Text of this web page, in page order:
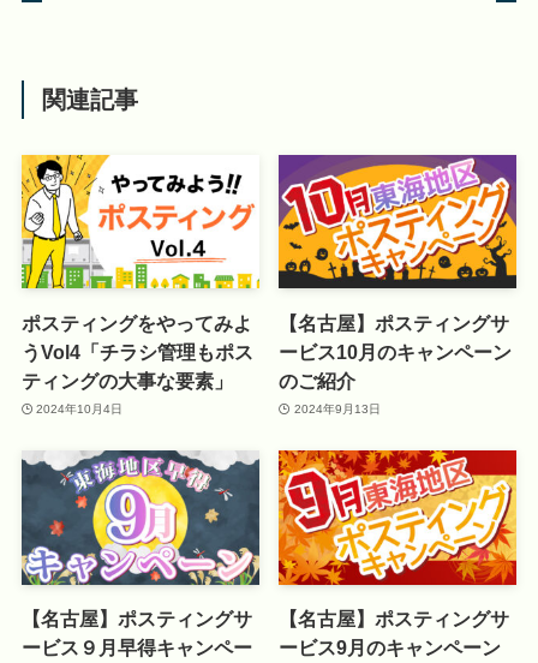
関連記事
ポスティングをやってみよ
うVol4「チラシ管理もポス
ティングの大事な要素」
2024年10月4日
【名古屋】ポスティングサ
ービス10月のキャンペーン
のご紹介
2024年9月13日
【名古屋】ポスティングサ
ービス９月早得キャンペー
【名古屋】ポスティングサ
ービス9月のキャンペーン